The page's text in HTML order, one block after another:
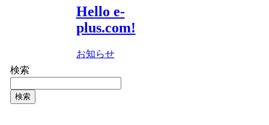
Hello e-
plus.com!
お知らせ
検索
検索